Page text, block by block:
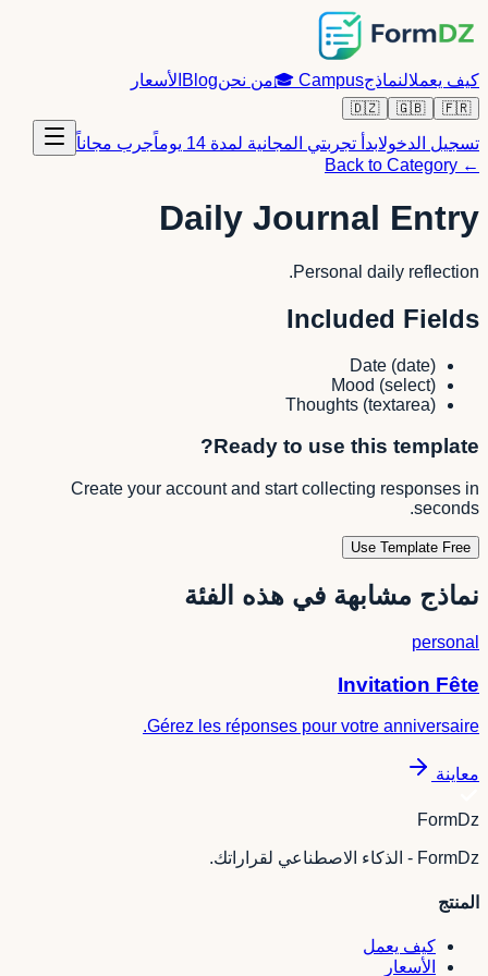
كيف يعملالنماذجCampus
🎓من نحنBlog الأسعار
🇫🇷
🇬🇧
🇩🇿
تسجيل الدخولابدأ تجربتي المجانية لمدة 14 يوماً
جرب مجاناً
← Back to Category
Daily Journal Entry
Personal daily reflection.
Included Fields
Date (date)
Mood (select)
Thoughts (textarea)
Ready to use this template?
Create your account and start collecting responses in
seconds.
Use Template Free
نماذج مشابهة في هذه الفئة
personal
Invitation Fête
Gérez les réponses pour votre anniversaire.
معاينة
FormDz
FormDz - الذكاء الاصطناعي لقراراتك.
المنتج
كيف يعمل
الأسعار